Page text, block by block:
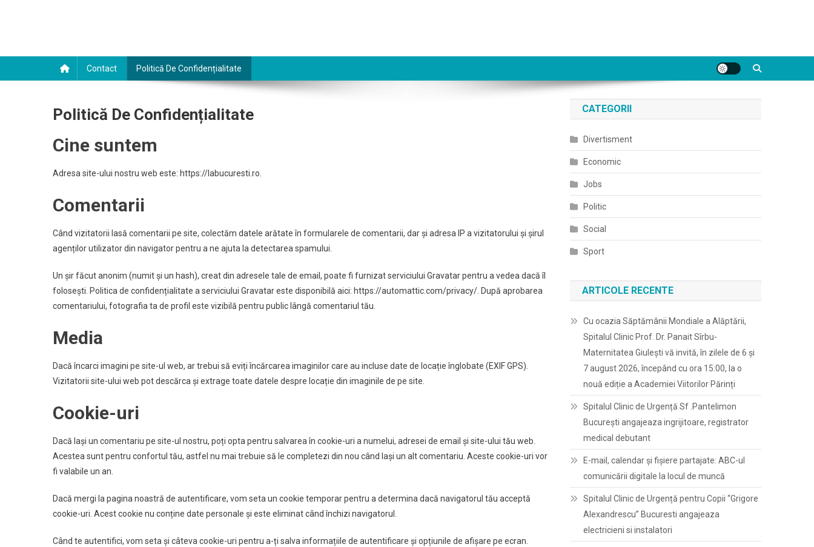
Contact Politică De Confidențialitate
Politică De Confidențialitate
Cine suntem
Adresa site-ului nostru web este: https://labucuresti.ro.
Comentarii
Când vizitatorii lasă comentarii pe site, colectăm datele arătate în formularele de comentarii, dar și adresa IP a vizitatorului și șirul
agenților utilizator din navigator pentru a ne ajuta la detectarea spamului.
Un șir făcut anonim (numit și un hash), creat din adresele tale de email, poate fi furnizat serviciului Gravatar pentru a vedea dacă îl
folosești. Politica de confidențialitate a serviciului Gravatar este disponibilă aici: https://automattic.com/privacy/. După aprobarea
comentariului, fotografia ta de profil este vizibilă pentru public lângă comentariul tău.
Media
Dacă încarci imagini pe site-ul web, ar trebui să eviți încărcarea imaginilor care au incluse date de locație înglobate (EXIF GPS).
Vizitatorii site-ului web pot descărca și extrage toate datele despre locație din imaginile de pe site.
Cookie-uri
Dacă lași un comentariu pe site-ul nostru, poți opta pentru salvarea în cookie-uri a numelui, adresei de email și site-ului tău web.
Acestea sunt pentru confortul tău, astfel nu mai trebuie să le completezi din nou când lași un alt comentariu. Aceste cookie-uri vor
fi valabile un an.
Dacă mergi la pagina noastră de autentificare, vom seta un cookie temporar pentru a determina dacă navigatorul tău acceptă
cookie-uri. Acest cookie nu conține date personale și este eliminat când închizi navigatorul.
Când te autentifici, vom seta și câteva cookie-uri pentru a-ți salva informațiile de autentificare și opțiunile de afișare pe ecran.
CATEGORII
Divertisment
Economic
Jobs
Politic
Social
Sport
ARTICOLE RECENTE
Cu ocazia Săptămânii Mondiale a Alăptării,
Spitalul Clinic Prof. Dr. Panait Sîrbu-
Maternitatea Giulești vă invită, în zilele de 6 și
7 august 2026, începând cu ora 15:00, la o
nouă ediție a Academiei Viitorilor Părinți
Spitalul Clinic de Urgență Sf .Pantelimon
București angajeaza ingrijitoare, registrator
medical debutant
E-mail, calendar şi fişiere partajate: ABC-ul
comunicării digitale la locul de muncă
Spitalul Clinic de Urgență pentru Copii “Grigore
Alexandrescu” Bucuresti angajeaza
electricieni si instalatori